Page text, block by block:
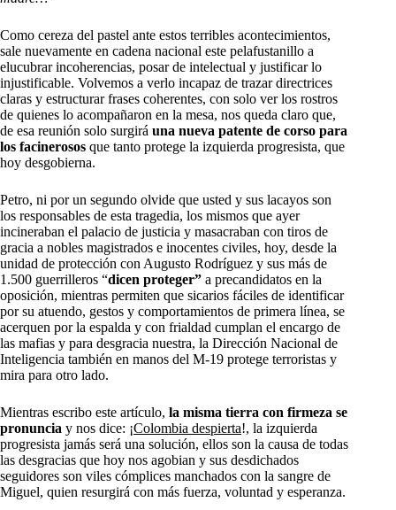
Como cereza del pastel ante estos terribles acontecimientos,
sale nuevamente en cadena nacional este pelafustanillo a
elucubrar incoherencias, posar de intelectual y justificar lo
injustificable. Volvemos a verlo incapaz de trazar directrices
claras y estructurar frases coherentes, con solo ver los rostros
de quienes lo acompañaron en la mesa, nos queda claro que,
de esa reunión solo surgirá una nueva patente de corso para
los facinerosos que tanto protege la izquierda progresista, que
hoy desgobierna.
Petro, ni por un segundo olvide que usted y sus lacayos son
los responsables de esta tragedia, los mismos que ayer
incineraban el palacio de justicia y masacraban con tiros de
gracia a nobles magistrados e inocentes civiles, hoy, desde la
unidad de protección con Augusto Rodríguez y sus más de
1.500 guerrilleros “dicen proteger” a precandidatos en la
oposición, mientras permiten que sicarios fáciles de identificar
por su atuendo, gestos y comportamientos de primera línea, se
acerquen por la espalda y con frialdad cumplan el encargo de
las mafias y para desgracia nuestra, la Dirección Nacional de
Inteligencia también en manos del M-19 protege terroristas y
mira para otro lado.
Mientras escribo este artículo, la misma tierra con firmeza se
pronuncia y nos dice: ¡Colombia despierta!, la izquierda
progresista jamás será una solución, ellos son la causa de todas
las desgracias que hoy nos agobian y sus desdichados
seguidores son viles cómplices manchados con la sangre de
Miguel, quien resurgirá con más fuerza, voluntad y esperanza.